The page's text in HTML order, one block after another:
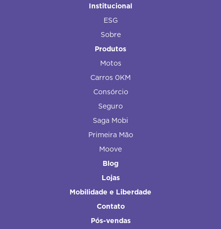
Institucional
ESG
Sobre
Produtos
Motos
Carros 0KM
Consórcio
Seguro
Saga Mobi
Primeira Mão
Moove
Blog
Lojas
Mobilidade e Liberdade
Contato
Pós-vendas